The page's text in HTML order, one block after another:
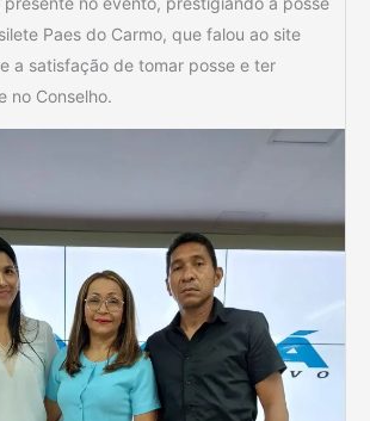
Paes do Carmo, que falou ao site
a satisfação de tomar posse e ter
no Conselho.